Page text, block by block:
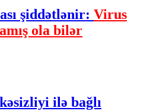
şiddətlənir: Virus
ola bilər
ilə bağlı